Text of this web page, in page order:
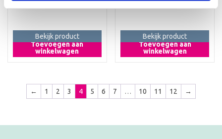
Toevoegen aan
winkelwagen
Bekijk product
Toevoegen aan
winkelwagen
Bekijk product
← 1 2 3 4 5 6 7 … 10 11 12 →